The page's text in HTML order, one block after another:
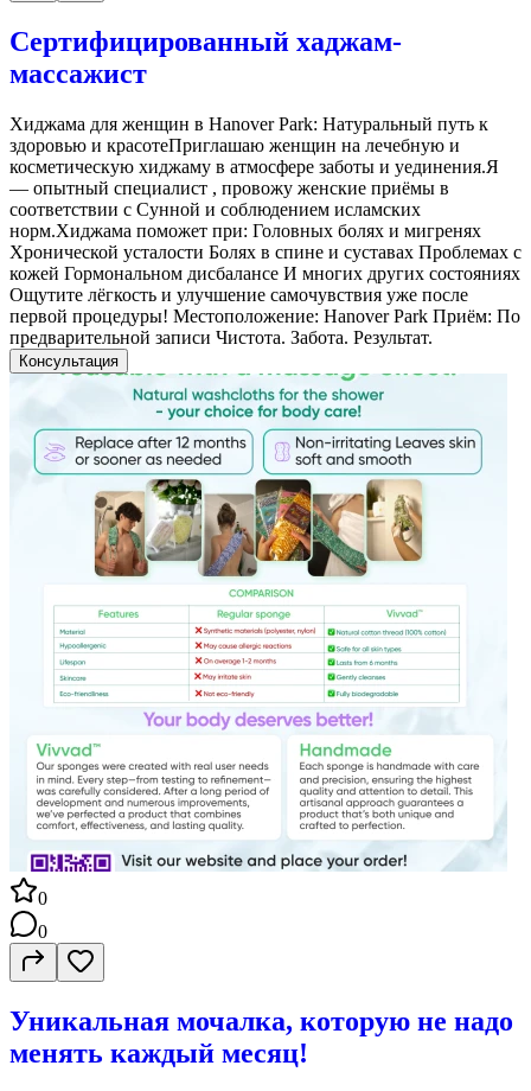
Сертифицированный хаджам-
массажист
Хиджама для женщин в Hanover Park: Натуральный путь к
здоровью и красотеПриглашаю женщин на лечебную и
косметическую хиджаму в атмосфере заботы и уединения.Я
— опытный специалист , провожу женские приёмы в
соответствии с Сунной и соблюдением исламских
норм.Хиджама поможет при: Головных болях и мигренях
Хронической усталости Болях в спине и суставах Проблемах с
кожей Гормональном дисбалансе И многих других состояниях
Ощутите лёгкость и улучшение самочувствия уже после
первой процедуры! Местоположение: Hanover Park Приём: По
предварительной записи Чистота. Забота. Результат.
Консультация
0
0
Уникальная мочалка, которую не надо
менять каждый месяц!